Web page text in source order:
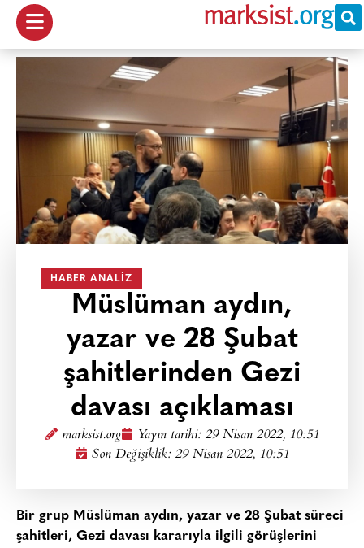
HABER ANALIZ
Müslüman aydın,
yazar ve 28 Şubat
şahitlerinden Gezi
davası açıklaması
marksist.org Yayın tarihi: 29 Nisan 2022, 10:51
Son Değişiklik: 29 Nisan 2022, 10:51
Bir grup Müslüman aydın, yazar ve 28 Şubat süreci
şahitleri, Gezi davası kararıyla ilgili görüşlerini